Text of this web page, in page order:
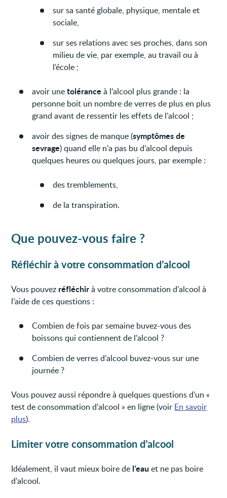
sur sa santé globale, physique, mentale et
sociale,
sur ses relations avec ses proches, dans son
milieu de vie, par exemple, au travail ou à
l’école ;
avoir unetoléranceà l’alcool plus grande : la
personne boit un nombre de verres de plus en plus
grand avant de ressentir les effets de l’alcool ;
avoir des signes de manque (symptômes de
sevrage) quand elle n’a pas bu d’alcool depuis
quelques heures ou quelques jours, par exemple :
des tremblements,
de la transpiration.
Que pouvez-vous faire ?
Réfléchir à votre consommation d’alcool
Vous pouvez réfléchirà votre consommation d’alcool à
l’aide de ces questions :
Combien de fois par semaine buvez-vous des
boissons qui contiennent de l’alcool ?
Combien de verres d’alcool buvez-vous sur une
journée ?
Vous pouvez aussi répondre à quelques questions d’un «
test de consommation d’alcool » en ligne (voir En savoir
plus).
Limiter votre consommation d’alcool
Idéalement, il vaut mieux boire de l’eauet ne pas boire
d’alcool.